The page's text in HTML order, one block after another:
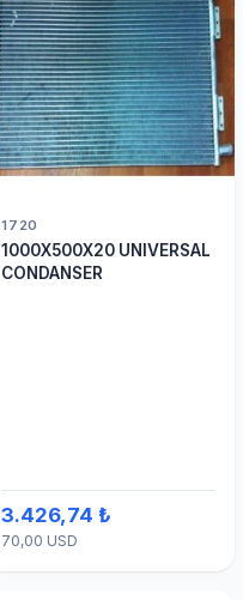
1720
1000X500X20 UNIVERSAL
CONDANSER
3.426,74 ₺
70,00 USD